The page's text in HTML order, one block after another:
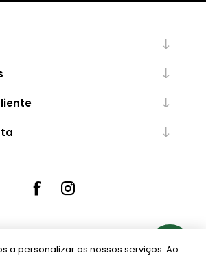
Powered bynopCommerce
a personalizar os nossos serviços. Ao